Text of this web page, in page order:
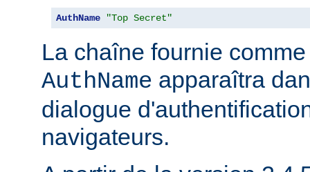
AuthName "Top Secret"
La chaîne fournie
AuthName apparaîtra
dialogue
navigateurs.